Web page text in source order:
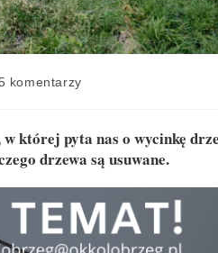
komentarzy
której pyta nas o wycinkę
drzewa są usuwane.